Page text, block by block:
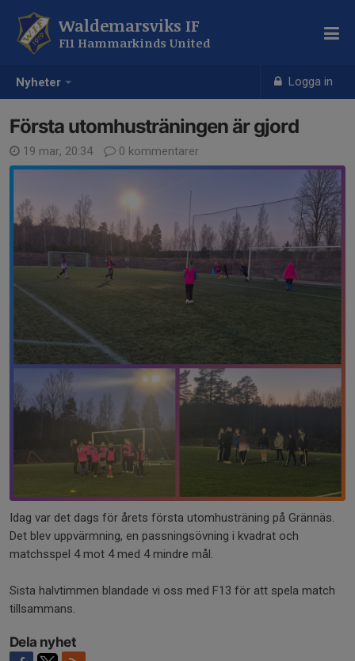
Nyheter Logga in
Waldemarsviks IF
F11 Hammarkinds United
Första utomhusträningen är gjord
19 mar, 20:34 0 kommentarer
Idag var det dags för årets första utomhusträning på Grännäs.
Det blev uppvärmning, en passningsövning i kvadrat och
matchsspel 4 mot 4 med 4 mindre mål.
Sista halvtimmen blandade vi oss med F13 för att spela match
tillsammans.
Dela nyhet